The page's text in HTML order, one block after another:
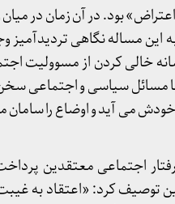
بود. در آن زمان در
این مساله نگاهی
خالی کردن از مسوولیت
با مسائل سیاسی و اجتماعی
می آید و اوضاع را
اجتماعی معتقدین
توصیف کرد: «اعتقاد به